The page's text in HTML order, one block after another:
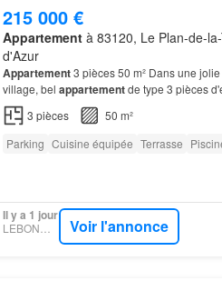
215 000 €
Appartementà 83120, Le Plan-de-
d'Azur
Appartement3 pièces 50 m² Dans une
village, bel appartementde type 3 pièces
piscine et sécurisée par un portail
3 pièces
50 m²
Parking Cuisine équipée Terrasse
Il y a 1 jour
LEBONCOIN Voir l'annonce